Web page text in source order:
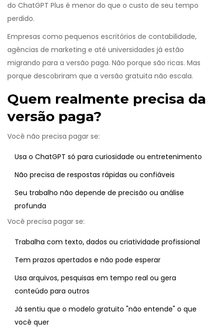
do ChatGPT Plus é menor do que o custo de seu tempo
perdido.
Empresas como pequenos escritórios de contabilidade,
agências de marketing e até universidades já estão
migrando para a versão paga. Não porque são ricas. Mas
porque descobriram que a versão gratuita não escala.
Quem realmente precisa da
versão paga?
Você não precisa pagar se:
Usa o ChatGPT só para curiosidade ou entretenimento
Não precisa de respostas rápidas ou confiáveis
Seu trabalho não depende de precisão ou análise
profunda
Você precisa pagar se:
Trabalha com texto, dados ou criatividade profissional
Tem prazos apertados e não pode esperar
Usa arquivos, pesquisas em tempo real ou gera
conteúdo para outros
Já sentiu que o modelo gratuito "não entende" o que
você quer